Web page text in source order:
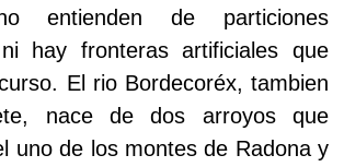
entienden de particiones
hay fronteras artificiales que
El rio Bordecoréx, tambien
nace de dos arroyos que
uno de los montes de Radona y